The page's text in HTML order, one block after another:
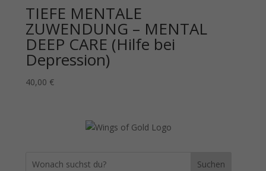
TIEFE MENTALE
ZUWENDUNG – MENTAL
DEEP CARE (Hilfe bei
Depression)
40,00 €
Suchen